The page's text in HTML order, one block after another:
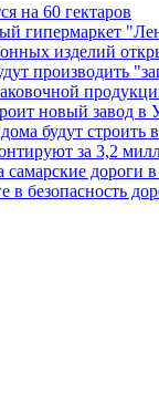
на 60 гектаров
гипермаркет
изделий
производить
новый завод в
будут строить
за 3,2
дороги
в безопасность